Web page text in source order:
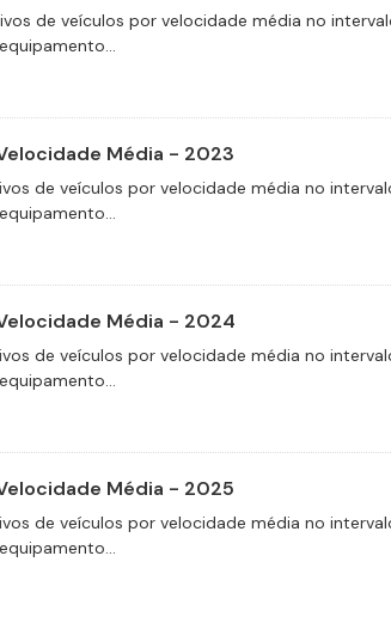
de veículos por velocidade média no
Média - 2023
de veículos por velocidade média no
Média - 2024
de veículos por velocidade média no
Média - 2025
de veículos por velocidade média no